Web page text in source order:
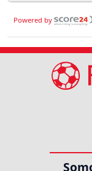
Powered by